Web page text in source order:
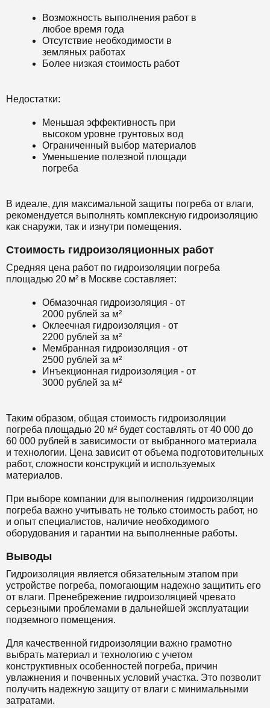
Возможность выполнения работ в
любое время года
Отсутствие необходимости в
земляных работах
Более низкая стоимость работ
Недостатки:
Меньшая эффективность при
высоком уровне грунтовых вод
Ограниченный выбор материалов
Уменьшение полезной площади
погреба
В идеале, для максимальной защиты погреба от влаги,
рекомендуется выполнять комплексную гидроизоляцию
как снаружи, так и изнутри помещения.
Стоимость гидроизоляционных работ
Средняя цена работ по гидроизоляции погреба
площадью 20 м² в Москве составляет:
Обмазочная гидроизоляция - от
2000 рублей за м²
Оклеечная гидроизоляция - от
2200 рублей за м²
Мембранная гидроизоляция - от
2500 рублей за м²
Инъекционная гидроизоляция - от
3000 рублей за м²
Таким образом, общая стоимость гидроизоляции
погреба площадью 20 м² будет составлять от 40 000 до
60 000 рублей в зависимости от выбранного материала
и технологии. Цена зависит от объема подготовительных
работ, сложности конструкций и используемых
материалов.
При выборе компании для выполнения гидроизоляции
погреба важно учитывать не только стоимость работ, но
и опыт специалистов, наличие необходимого
оборудования и гарантии на выполненные работы.
Выводы
Гидроизоляция является обязательным этапом при
устройстве погреба, помогающим надежно защитить его
от влаги. Пренебрежение гидроизоляцией чревато
серьезными проблемами в дальнейшей эксплуатации
подземного помещения.
Для качественной гидроизоляции важно грамотно
выбрать материал и технологию с учетом
конструктивных особенностей погреба, причин
увлажнения и почвенных условий участка. Это позволит
получить надежную защиту от влаги с минимальными
затратами.